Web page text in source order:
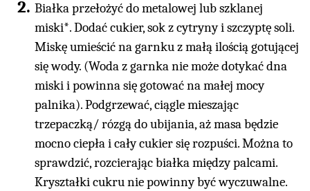
Białka przełożyć do metalowej lub szklanej
miski*. Dodać cukier, sok z cytryny i szczyptę soli.
Miskę umieścić na garnku z małą ilością gotującej
się wody. (Woda z garnka nie może dotykać dna
miski i powinna się gotować na małej mocy
palnika). Podgrzewać, ciągle mieszając
trzepaczką/ rózgą do ubijania, aż masa będzie
mocno ciepła i cały cukier się rozpuści. Można to
sprawdzić, rozcierając białka między palcami.
Kryształki cukru nie powinny być wyczuwalne.